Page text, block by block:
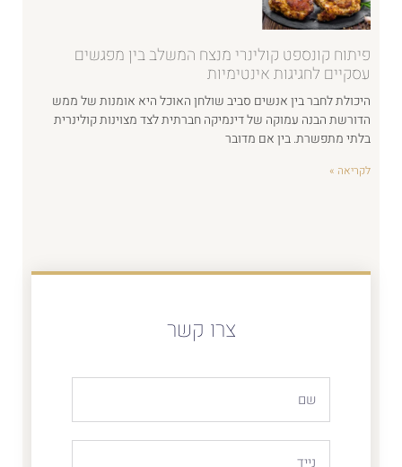
פיתוח קונספט קולינרי מנצח המשלב בין מפגשים
עסקיים לחגיגות אינטימיות
היכולת לחבר בין אנשים סביב שולחן האוכל היא אומנות של ממש
הדורשת הבנה עמוקה של דינמיקה חברתית לצד מצוינות קולינרית
בלתי מתפשרת. בין אם מדובר
לקריאה »
צרו קשר